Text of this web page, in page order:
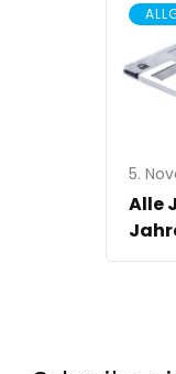
5.
Alle